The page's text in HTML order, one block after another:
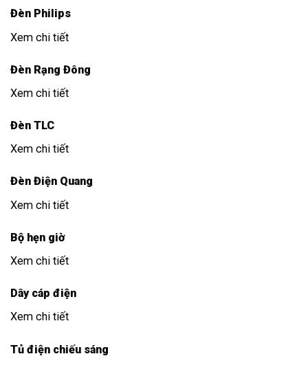
Đèn Philips
Xem chi tiết
Đèn Rạng Đông
Xem chi tiết
Đèn TLC
Xem chi tiết
Đèn Điện Quang
Xem chi tiết
Bộ hẹn giờ
Xem chi tiết
Dây cáp điện
Xem chi tiết
Tủ điện chiếu sáng